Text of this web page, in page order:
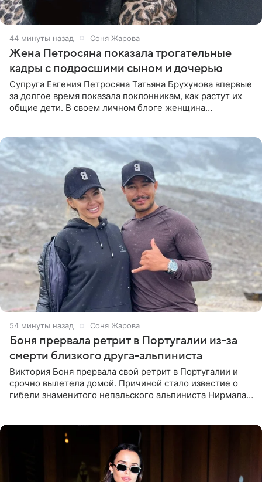
44 минуты назад Соня Жарова
Жена Петросяна показала трогательные
кадры с подросшими сыном и дочерью
Супруга Евгения Петросяна Татьяна Брухунова впервые
за долгое время показала поклонникам, как растут их
общие дети. В своем личном блоге женщина
54 минуты назад Соня Жарова
Боня прервала ретрит в Португалии из-за
смерти близкого друга-альпиниста
Виктория Боня прервала свой ретрит в Португалии и
срочно вылетела домой. Причиной стало известие о
гибели знаменитого непальского альпиниста Нирмала